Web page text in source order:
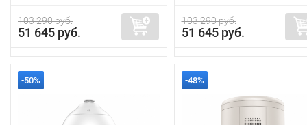
103 290 руб.
51 645 руб.
103 290 руб.
51 645 руб.
-50% -48%